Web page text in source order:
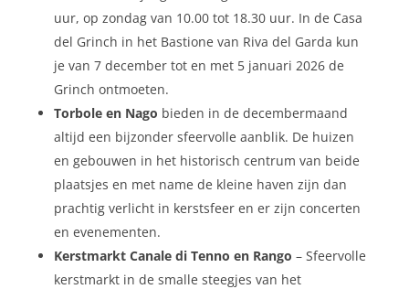
uur, op zondag van 10.00 tot 18.30 uur. In de Casa
del Grinch in het Bastione van Riva del Garda kun
je van 7 december tot en met 5 januari 2026 de
Grinch ontmoeten.
Torbole en Nago bieden in de decembermaand
altijd een bijzonder sfeervolle aanblik. De huizen
en gebouwen in het historisch centrum van beide
plaatsjes en met name de kleine haven zijn dan
prachtig verlicht in kerstsfeer en er zijn concerten
en evenementen.
Kerstmarkt Canale di Tenno en Rango – Sfeervolle
kerstmarkt in de smalle steegjes van het